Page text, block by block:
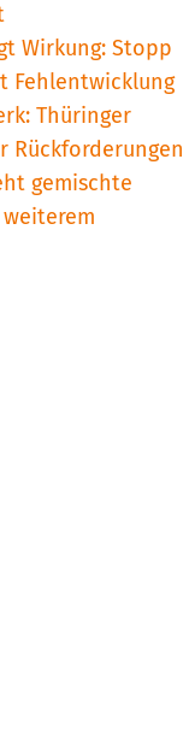
Wirkung: Stopp
Fehlentwicklung
Thüringer
Rückforderungen
gemischte